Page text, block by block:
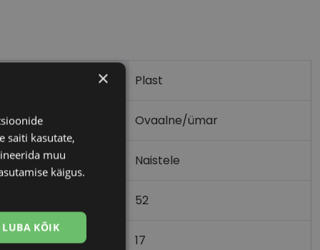
Plast
Ovaalne/ümar
Naistele
52
17
×
saiti kasutate,
muu
käigus.
LUBA KÕIK